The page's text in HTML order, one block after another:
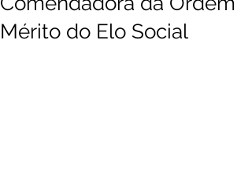
Mérito do Elo Social